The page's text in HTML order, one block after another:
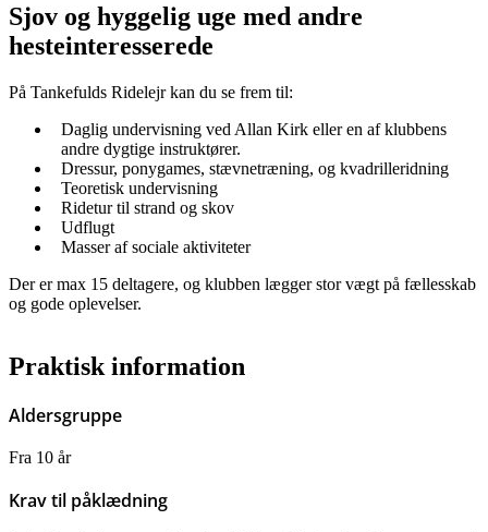
Sjov og hyggelig uge med andre
hesteinteresserede
På Tankefulds Ridelejr kan du se frem til:
Daglig undervisning ved Allan Kirk eller en af klubbens
andre dygtige instruktører.
Dressur, ponygames, stævnetræning, og kvadrilleridning
Teoretisk undervisning
Ridetur til strand og skov
Udflugt
Masser af sociale aktiviteter
Der er max 15 deltagere, og klubben lægger stor vægt på fællesskab
og gode oplevelser.
Praktisk information
Aldersgruppe
Fra 10 år
Krav til påklædning